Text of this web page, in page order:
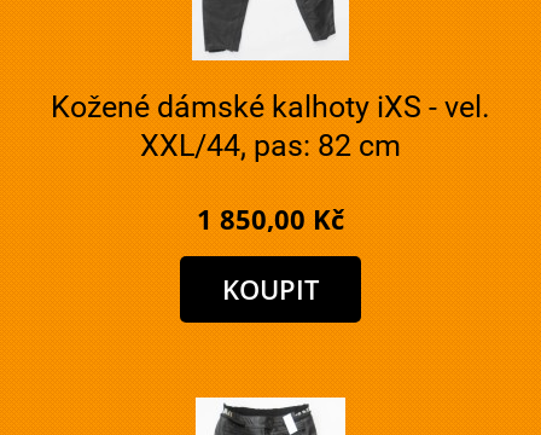
Kožené dámské kalhoty iXS - vel.
XXL/44, pas: 82 cm
1 850,00 Kč